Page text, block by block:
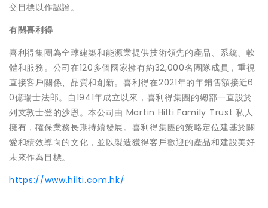
交目標以作認證。
有關喜利得
喜利得集團為全球建築和能源業提供技術領先的產品、系統、軟
體和服務。公司在120多個國家擁有約32,000名團隊成員，重視
直接客戶關係、品質和創新。喜利得在2021年的年銷售額接近6
0億瑞士法郎。自1941年成立以來，喜利得集團的總部一直設於
列支敦士登的沙恩。本公司由 Martin Hilti Family Trust 私人
擁有，確保業務長期持續發展。喜利得集團的策略定位建基於關
愛和績效導向的文化，並以製造獲得客戶歡迎的產品和建設美好
未來作為目標。
https://www.hilti.com.hk/